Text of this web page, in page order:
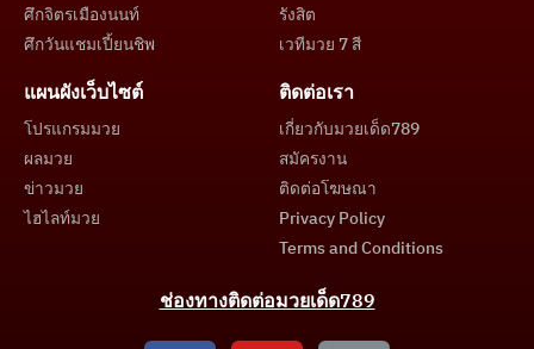
ศึกจิตรเมืองนนท์
ศึกวันแชมเปี้ยนชิพ
รังสิต
เวทีมวย 7 สี
แผนผังเว็บไซต์
โปรแกรมมวย
ผลมวย
ข่าวมวย
ไฮไลท์มวย
ติดต่อเรา
เกี่ยวกับมวยเด็ด789
สมัครงาน
ติดต่อโฆษณา
Privacy Policy
Terms and Conditions
ช่องทางติดต่อมวยเด็ด789